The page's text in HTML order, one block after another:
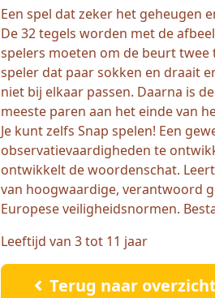
Een spel dat zeker het geheugen
De 32 tegels worden met de
spelers moeten om de beurt
speler dat paar sokken en draait
niet bij elkaar passen. Daarna is
meeste paren aan het einde van
Je kunt zelfs Snap spelen! Een
observatievaardigheden te
ontwikkelt de woordenschat.
van hoogwaardige, verantwoord
Europese veiligheidsnormen.
Leeftijd van 3 tot 11 jaar
Terug naar overzicht